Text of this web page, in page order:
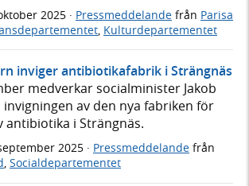
2025 · Pressmeddelande från Parisa
Kulturdepartementet
inviger antibiotikafabrik i Strängnäs
medverkar socialminister Jakob
invigningen av den nya fabriken för
antibiotika i Strängnäs.
2025 · Pressmeddelande från
, Socialdepartementet